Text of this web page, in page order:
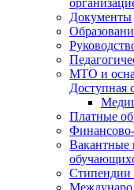
Документы
МТО и
Доступная
Платные
Финансово-
Вакантные
Стипендии